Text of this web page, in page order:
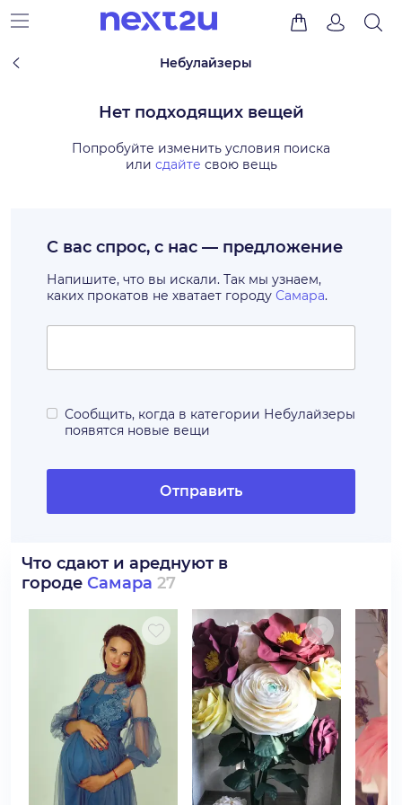
Небулайзеры
Нет подходящих вещей
Попробуйте изменить условия поиска
или сдайте свою вещь
С вас спрос, с нас — предложение
Напишите, что вы искали. Так мы узнаем,
каких прокатов не хватает городу Самара.
Сообщить, когда в категории Небулайзеры
появятся новые вещи
Отправить
Что сдают и ареднуют в
городе Самара 27